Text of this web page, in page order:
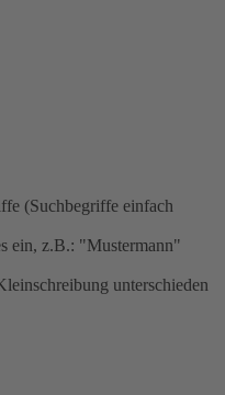
(Suchbegriffe einfach
ein, z.B.: "Mustermann"
unterschieden